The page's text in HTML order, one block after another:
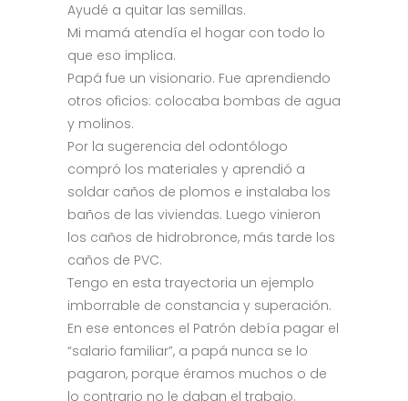
Ayudé a quitar las semillas.
Mi mamá atendía el hogar con todo lo
que eso implica.
Papá fue un visionario. Fue aprendiendo
otros oficios: colocaba bombas de agua
y molinos.
Por la sugerencia del odontólogo
compró los materiales y aprendió a
soldar caños de plomos e instalaba los
baños de las viviendas. Luego vinieron
los caños de hidrobronce, más tarde los
caños de PVC.
Tengo en esta trayectoria un ejemplo
imborrable de constancia y superación.
En ese entonces el Patrón debía pagar el
“salario familiar”, a papá nunca se lo
pagaron, porque éramos muchos o de
lo contrario no le daban el trabajo.